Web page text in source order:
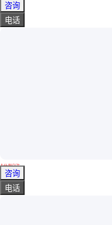
咨询
电话
￥ 21 .80万/件
湖北随州
咨询
电话